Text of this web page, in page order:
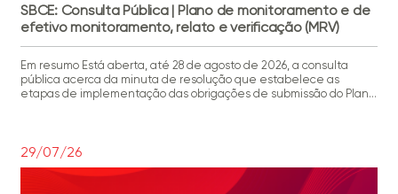
SBCE: Consulta Pública | Plano de monitoramento e de
efetivo monitoramento, relato e verificação (MRV)
Em resumo Está aberta, até 28 de agosto de 2026, a consulta
pública acerca da minuta de resolução que estabelece as
etapas de implementação das obrigações de submissão do Plano
29/07/26